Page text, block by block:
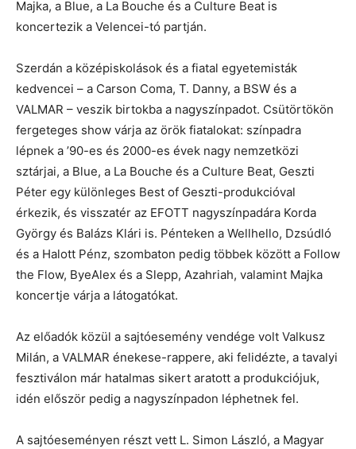
Majka, a Blue, a La Bouche és a Culture Beat is
koncertezik a Velencei-tó partján.
Szerdán a középiskolások és a fiatal egyetemisták
kedvencei – a Carson Coma, T. Danny, a BSW és a
VALMAR – veszik birtokba a nagyszínpadot. Csütörtökön
fergeteges show várja az örök fiatalokat: színpadra
lépnek a ’90-es és 2000-es évek nagy nemzetközi
sztárjai, a Blue, a La Bouche és a Culture Beat, Geszti
Péter egy különleges Best of Geszti-produkcióval
érkezik, és visszatér az EFOTT nagyszínpadára Korda
György és Balázs Klári is. Pénteken a Wellhello, Dzsúdló
és a Halott Pénz, szombaton pedig többek között a Follow
the Flow, ByeAlex és a Slepp, Azahriah, valamint Majka
koncertje várja a látogatókat.
Az előadók közül a sajtóesemény vendége volt Valkusz
Milán, a VALMAR énekese-rappere, aki felidézte, a tavalyi
fesztiválon már hatalmas sikert aratott a produkciójuk,
idén először pedig a nagyszínpadon léphetnek fel.
A sajtóeseményen részt vett L. Simon László, a Magyar